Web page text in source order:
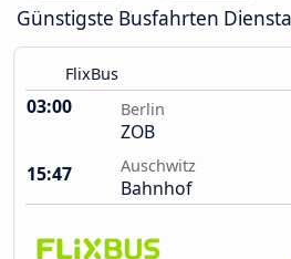
Günstigste Busfahrten
FlixBus
03:00 Berlin
ZOB
15:47
Auschwitz
Bahnhof